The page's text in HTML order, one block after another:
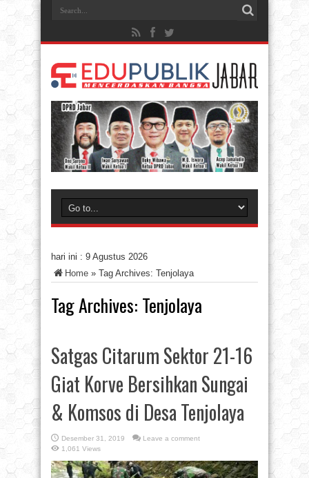
hari ini : 9 Agustus 2026
Home » Tag Archives: Tenjolaya
Tag Archives: Tenjolaya
Satgas Citarum Sektor 21-16
Giat Korve Bersihkan Sungai
& Komsos di Desa Tenjolaya
Desember 31, 2019
Leave a comment
1,061 Views